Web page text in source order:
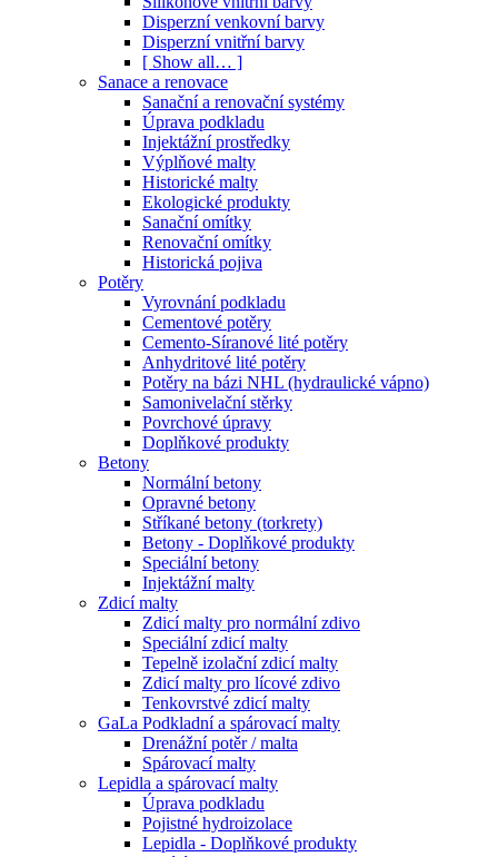
Disperzní venkovní barvy
Disperzní vnitřní barvy
[ Show all… ]
Sanace a renovace
Sanační a renovační systémy
Úprava podkladu
Injektážní prostředky
Výplňové malty
Historické malty
Ekologické produkty
Sanační omítky
Renovační omítky
Historická pojiva
Potěry
Vyrovnání podkladu
Cementové potěry
Cemento-Síranové lité potěry
Anhydritové lité potěry
Potěry na bázi NHL (hydraulické vápno)
Samonivelační stěrky
Povrchové úpravy
Doplňkové produkty
Betony
Normální betony
Opravné betony
Stříkané betony (torkrety)
Betony - Doplňkové produkty
Speciální betony
Injektážní malty
Zdicí malty
Zdicí malty pro normální zdivo
Speciální zdicí malty
Tepelně izolační zdicí malty
Zdicí malty pro lícové zdivo
Tenkovrstvé zdicí malty
GaLa Podkladní a spárovací malty
Drenážní potěr / malta
Spárovací malty
Lepidla a spárovací malty
Úprava podkladu
Pojistné hydroizolace
Lepidla - Doplňkové produkty